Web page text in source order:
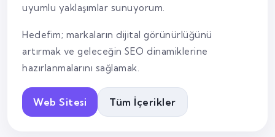
uyumlu yaklaşımlar sunuyorum.
Hedefim; markaların dijital görünürlüğünü
artırmak ve geleceğin SEO dinamiklerine
hazırlanmalarını sağlamak.
Web Sitesi Tüm İçerikler